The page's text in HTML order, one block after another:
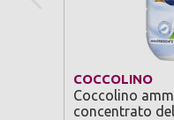
COCCOLINO
Coccolino
concentrato